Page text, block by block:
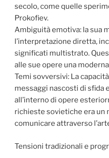
secolo, come quelle
Prokofiev.
Ambiguità emotiva: la sua
l’interpretazione diretta,
significati multistrato.
alle sue opere una
Temi sovversivi: La
messaggi nascosti di sfida
all’interno di opere
richieste sovietiche era un
comunicare attraverso
Tensioni tradizionali e